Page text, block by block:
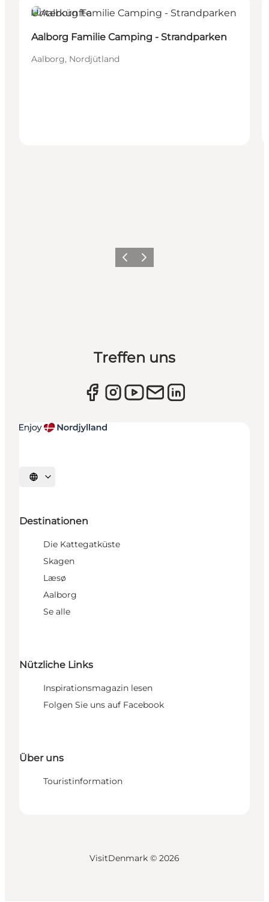
Unterkünfte
Aalborg Familie Camping - Strandparken
Aalborg, Nordjütland
ZurückWeiter
Treffen uns
Sprache auswählen
Destinationen
Die Kattegatküste
Skagen
Læsø
Aalborg
Se alle
Nützliche Links
Inspirationsmagazin lesen
Folgen Sie uns auf Facebook
Über uns
Touristinformation
VisitDenmark © 2026